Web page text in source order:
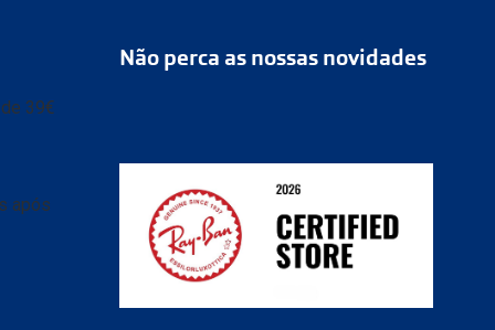
39€
após
Não perca as nossas novidades